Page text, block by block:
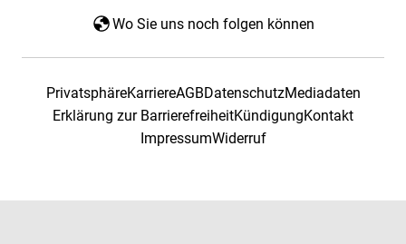
Wo Sie uns noch folgen können
PrivatsphäreKarriereAGBDatenschutzMediadaten
Erklärung zur BarrierefreiheitKündigungKontakt
ImpressumWiderruf